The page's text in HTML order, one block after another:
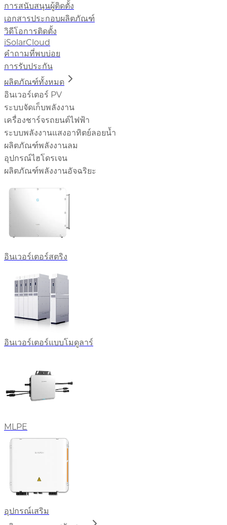
การสนับสนุนผู้ติดตั้ง
เอกสารประกอบผลิตภัณฑ์
วิดีโอการติดตั้ง
iSolarCloud
คำถามที่พบบ่อย
การรับประกัน
ผลิตภัณฑ์ทั้งหมด
อินเวอร์เตอร์ PV
ระบบจัดเก็บพลังงาน
เครื่องชาร์จรถยนต์ไฟฟ้า
ระบบพลังงานแสงอาทิตย์ลอยน้ำ
ผลิตภัณฑ์พลังงานลม
อุปกรณ์ไฮโดรเจน
ผลิตภัณฑ์พลังงานอัจฉริยะ
อินเวอร์เตอร์สตริง
อินเวอร์เตอร์แบบโมดูลาร์
MLPE
อุปกรณ์เสริม